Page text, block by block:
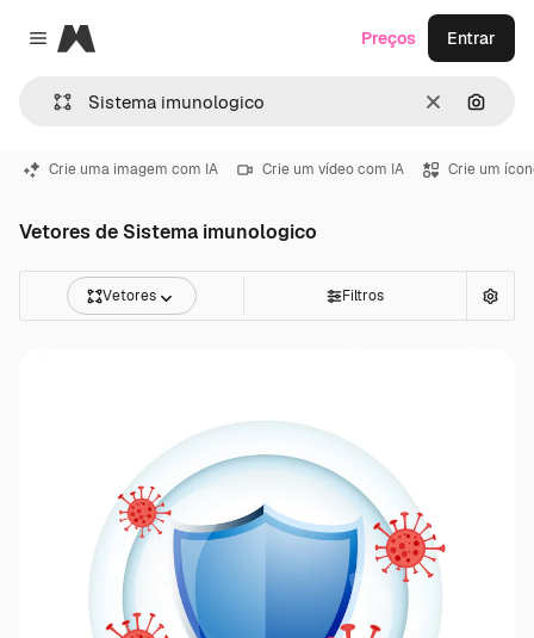
Close menu
Magnific
Limpar
Preços Entrar
Crie uma imagem com IA Crie um vídeo com IA Crie um
Vetores de Sistema imunologico
Vetores Filtros